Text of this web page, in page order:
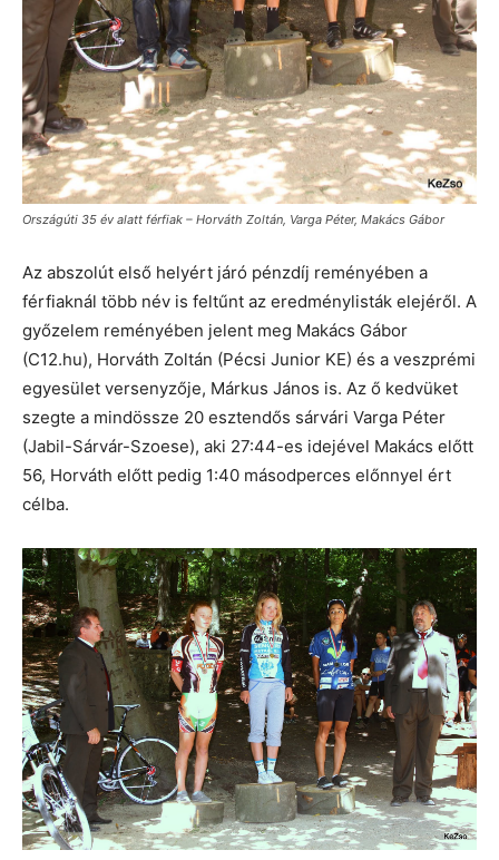
Országúti 35 év alatt férfiak – Horváth Zoltán, Varga Péter, Makács Gábor
Az abszolút első helyért járó pénzdíj reményében a
férfiaknál több név is feltűnt az eredménylisták elejéről. A
győzelem reményében jelent meg Makács Gábor
(C12.hu), Horváth Zoltán (Pécsi Junior KE) és a veszprémi
egyesület versenyzője, Márkus János is. Az ő kedvüket
szegte a mindössze 20 esztendős sárvári Varga Péter
(Jabil-Sárvár-Szoese), aki 27:44-es idejével Makács előtt
56, Horváth előtt pedig 1:40 másodperces előnnyel ért
célba.